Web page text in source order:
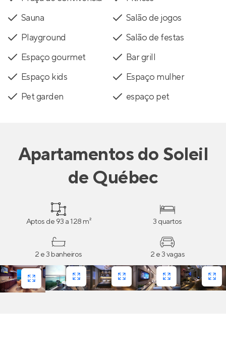
Sauna
Salão de jogos
Playground
Salão de festas
Espaço gourmet
Bar grill
Espaço kids
Espaço mulher
Pet garden
espaço pet
Apartamentosdo Soleil
de Québec
Aptos de 93 a 128 m² 3 quartos
2 e 3 banheiros 2 e 3 vagas